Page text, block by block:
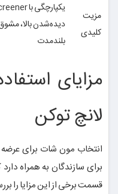
مزیت
کلیدی
دیده‌شدن بالا،
بلندمدت
مزایای
لانچ توکن
انتخاب مون شات برای
برای سازندگان به همراه
قسمت برخی از این مزایا را